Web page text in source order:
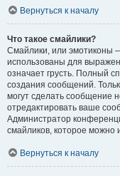
Вернуться к началу
Что такое смайлики?
Смайлики, или эмотиконы
использованы для
означает грусть. Полный
создания сообщений.
могут сделать сообщение
отредактировать ваше
Администратор
смайликов, которое можно
Вернуться к началу